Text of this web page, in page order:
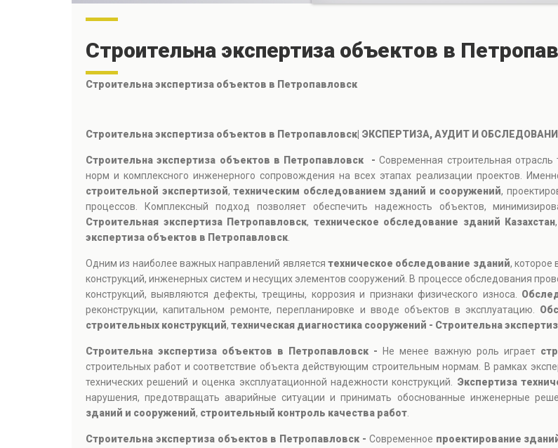
Строительна экспертиза объектов в
Строительна экспертиза объектов в Петропавловск
Строительна экспертиза объектов в Петропавловск| ЭКСПЕРТИЗА, АУДИТ И
Строительна экспертиза объектов в Петропавловск -Современная строительная отрасль
норм и комплексного инженерного сопровождения на всех этапах реализации проектов.
строительной экспертизой, техническим обследованием зданий и сооружений,
процессов. Комплексный подход позволяет обеспечить надежность объектов,
Строительная экспертиза Петропавловск, техническое обследование зданий Казахстан,
экспертиза объектов в Петропавловск
Одним из наиболее важных направлений является техническое обследование зданий, которое
конструкций, инженерных систем и несущих элементов сооружений. В процессе обследования
конструкций, выявляются дефекты, трещины, коррозия и признаки физического износа.
реконструкции, капитальном ремонте, перепланировке и вводе объектов в эксплуатацию.
строительных конструкций, техническая диагностика сооружений - Строительна
Строительна экспертиза объектов в Петропавловск - Не менее важную роль играет
строительных работ и соответствие объекта действующим строительным нормам. В рамках
технических решений и оценка эксплуатационной надежности конструкций. Экспертиза
нарушения, предотвращать аварийные ситуации и принимать обоснованные инженерные
зданий и сооружений, строительный контроль качества работ
Строительна экспертиза объектов в Петропавловск - Современное проектирование